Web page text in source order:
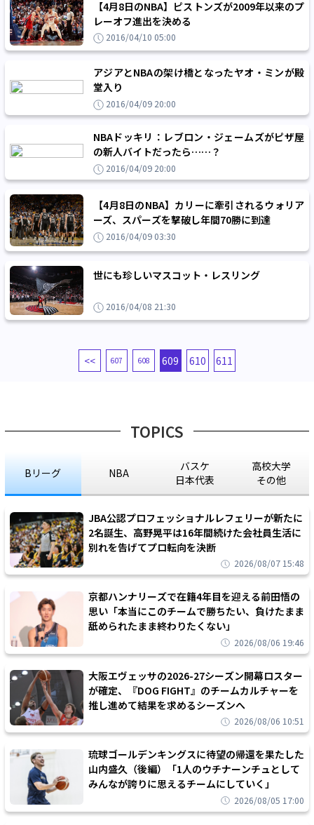
【4月8日のNBA】ピストンズが2009年以来のプ
レーオフ進出を決める
2016/04/10 05:00
アジアとNBAの架け橋となったヤオ・ミンが殿
堂入り
2016/04/09 20:00
NBAドッキリ：レブロン・ジェームズがピザ屋
の新人バイトだったら……？
2016/04/09 20:00
【4月8日のNBA】カリーに牽引されるウォリア
ーズ、スパーズを撃破し年間70勝に到達
2016/04/09 03:30
世にも珍しいマスコット・レスリング
2016/04/08 21:30
<< 607 608 609 610 611
TOPICS
Bリーグ NBA
バスケ
日本代表
高校大学
その他
JBA公認プロフェッショナルレフェリーが新たに
2名誕生、高野晃平は16年間続けた会社員生活に
別れを告げてプロ転向を決断
2026/08/07 15:48
京都ハンナリーズで在籍4年目を迎える前田悟の
思い「本当にこのチームで勝ちたい、負けたまま
舐められたまま終わりたくない」
2026/08/06 19:46
大阪エヴェッサの2026-27シーズン開幕ロスター
が確定、『DOG FIGHT』のチームカルチャーを
推し進めて結果を求めるシーズンへ
2026/08/06 10:51
琉球ゴールデンキングスに待望の帰還を果たした
山内盛久（後編）「1人のウチナーンチュとして
みんなが誇りに思えるチームにしていく」
2026/08/05 17:00